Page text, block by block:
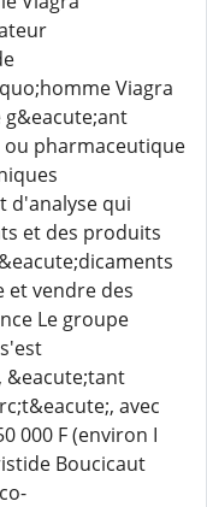
Viagra
g&eacute;ant
pharmaceutique
d'analyse qui
et des produits
et vendre des
Le groupe
&eacute;tant
avec
000 F (environ I
Boucicaut